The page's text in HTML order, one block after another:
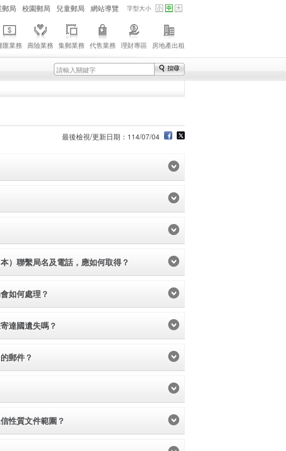
局 校園郵局 兒童郵局 網站導覽 字型大小
字 字
匯業務 壽險業務 集郵業務 代售業務 理財專區 房地產出租
最後檢視/更新日期：114/07/04
）聯繫局名及電話，應如何取得？
如何處理？
達國遺失嗎？
郵件？
性質文件範圍？